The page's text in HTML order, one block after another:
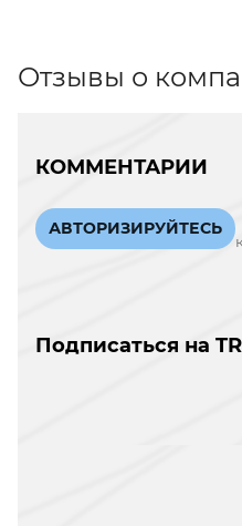
Отзывы о
КОММЕНТАРИИ
АВТОРИЗИРУЙТЕСЬ
Подписаться на